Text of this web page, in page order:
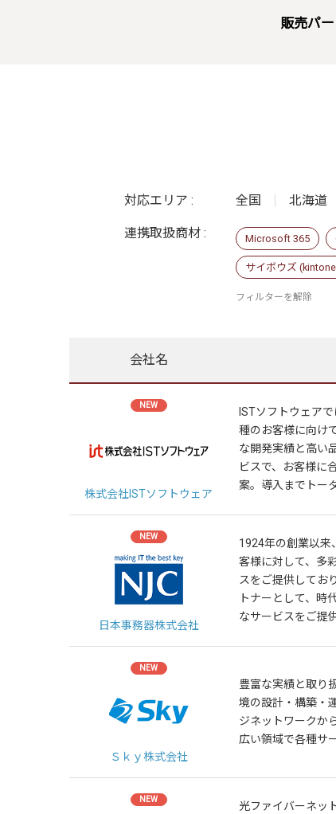
販売パ
対応エリア : 全国 北海道
連携取扱商材 : Microsoft 365
サイボウズ
フィルターを解除
会社名
NEW
株式会社ISTソフトウェア
ISTソフトウェア
種のお客様に向け
な開発実績と高い
ビスで、お客様に
案。導入までトー
NEW
日本事務器株式会社
1924年の創業以来
客様に対して、多
スをご提供してお
トナーとして、時
なサービスをご提
NEW
Ｓｋｙ株式会社
豊富な実績と取り
境の設計・構築・
ジネットワークか
広い領域で各種サ
NEW
光ファイバーネッ